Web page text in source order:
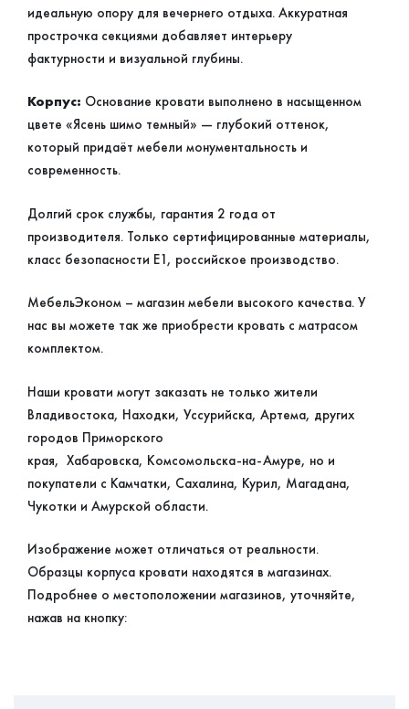
идеальную опору для вечернего отдыха. Аккуратная
прострочка секциями добавляет интерьеру
фактурности и визуальной глубины.
Корпус: Основание кровати выполнено в насыщенном
цвете «Ясень шимо темный» — глубокий оттенок,
который придаёт мебели монументальность и
современность.
Долгий срок службы, гарантия 2 года от
производителя. Только сертифицированные материалы,
класс безопасности Е1, российское производство.
МебельЭконом – магазин мебели высокого качества. У
нас вы можете так же приобрести кровать с матрасом
комплектом.
Наши кровати могут заказать не только жители
Владивостока, Находки, Уссурийска, Артема, других
городов Приморского
края, Хабаровска, Комсомольска-на-Амуре, но и
покупатели с Камчатки, Сахалина, Курил, Магадана,
Чукотки и Амурской области.
Изображение может отличаться от реальности.
Образцы корпуса кровати находятся в магазинах.
Подробнее о местоположении магазинов, уточняйте,
нажав на кнопку: